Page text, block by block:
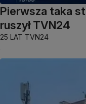
Pierwsza taka
ruszył TVN24
25 LAT TVN24